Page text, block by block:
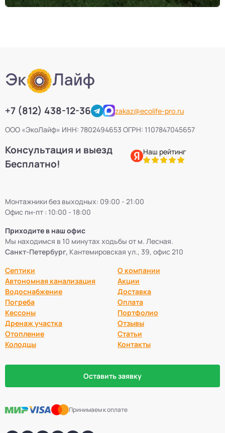
+7 (812) 438-12-36
zakaz@ecolife-pro.ru
ООО «ЭкоЛайф» ИНН: 7802494653 ОГРН: 1107847045657
Консультация и выезд
Бесплатно!
Наш рейтинг
Монтажники без выходных: 09:00 - 21:00
Офис пн-пт : 10:00 - 18:00
Приходите в наш офис
Мы находимся в 10 минутах ходьбы от м. Лесная.
Санкт-Петербург, Кантемировская ул., 39, офис 210
Септики
Автономная канализация
Водоснабжение
Погреба
Кессоны
Дренаж участка
Отопление
Колодцы
О компании
Акции
Доставка
Оплата
Портфолио
Отзывы
Статьи
Контакты
Оставить заявку
Принимаем к оплате